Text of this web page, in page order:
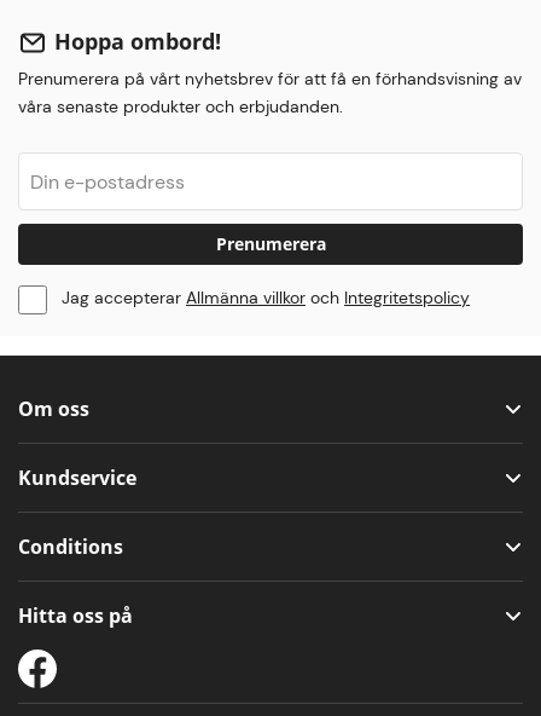
Hoppa ombord!
Prenumerera på vårt nyhetsbrev för att få en förhandsvisning av
våra senaste produkter och erbjudanden.
Prenumerera
Jag accepterar Allmänna villkor och Integritetspolicy
Om oss
Kundservice
Conditions
Hitta oss på